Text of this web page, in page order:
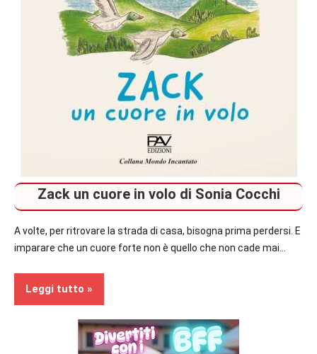
Zack un cuore in volo di Sonia Cocchi
A volte, per ritrovare la strada di casa, bisogna prima perdersi. E
imparare che un cuore forte non è quello che non cade mai…
Leggi tutto
Recensioni